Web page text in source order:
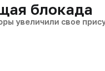
блокада
увеличили свое